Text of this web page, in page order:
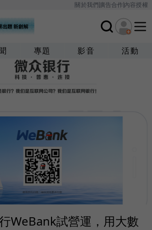
關於我們廣告合作內容授權
專題 影音 活動
WeBank試營運，用大數